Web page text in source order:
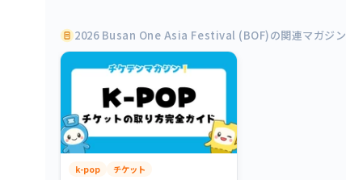
2026 Busan One Asia Festival (BOF)の関連マガジン
k-pop チケット